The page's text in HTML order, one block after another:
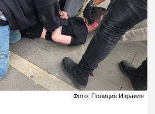
Фото: Полиция Израиля